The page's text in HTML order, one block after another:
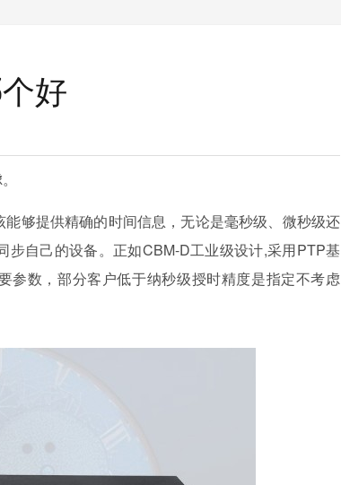
好
能够提供精确的时间信息，无论是毫秒级、微秒级还
自己的设备。正如CBM-D工业级设计,采用PTP基
参数，部分客户低于纳秒级授时精度是指定不考虑